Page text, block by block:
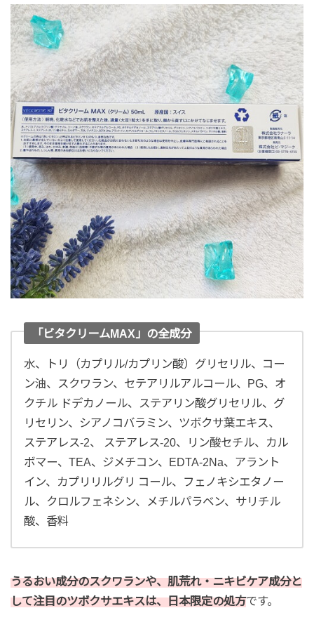
「ビタクリームMAX」の全成分
水、トリ（カプリル/カプリン酸）グリセリル、コー
ン油、スクワラン、セテアリルアルコール、PG、オ
クチル ドデカノール、ステアリン酸グリセリル、グ
リセリン、シアノコバラミン、ツボクサ葉エキス、
ステアレス-2、 ステアレス-20、リン酸セチル、カル
ボマー、TEA、ジメチコン、EDTA-2Na、アラント
イン、カプリリルグリ コール、フェノキシエタノー
ル、クロルフェネシン、メチルパラベン、サリチル
酸、香料
うるおい成分のスクワランや、肌荒れ・ニキビケア成分と
して注目のツボクサエキスは、日本限定の処方です。